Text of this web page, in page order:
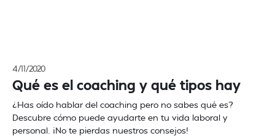
4/11/2020
Qué es el coaching y qué tipos hay
¿Has oído hablar del coaching pero no sabes qué es?
Descubre cómo puede ayudarte en tu vida laboral y
personal. ¡No te pierdas nuestros consejos!